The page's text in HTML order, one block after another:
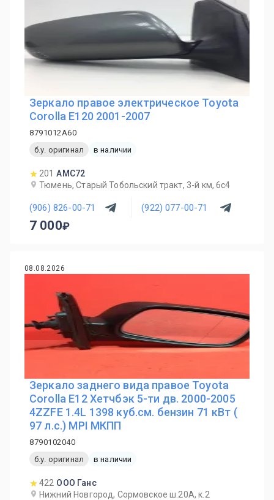
Зеркало правое электрическое Toyota
Corolla E120 2001-2007
8791012A60
б.у. оригинал
в наличии
201 AMC72
Тюмень, Старый Тобольский тракт, 3-й км, 6с4
(906) 826-00-71 (922) 077-00-71
7 000
08.08.2026
Зеркало заднего вида правое Toyota
Corolla E12 Хетчбэк 5-ти дв. 2000-2005
4ZZFE 1.4L 1398 куб.см. бензин 71 кВт (
97 л.с.) MPI МКПП
8790102040
б.у. оригинал
в наличии
422 ООО Ганс
Нижний Новгород, Сормовское ш.20А, к.2